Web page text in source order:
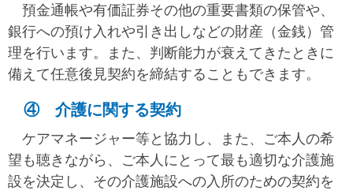
預金通帳や有価証券その他の重要書類の保管や、
銀行への預け入れや引き出しなどの財産（金銭）管
理を行います。また、判断能力が衰えてきたときに
備えて任意後見契約を締結することもできます。
④ 介護に関する契約
ケアマネージャー等と協力し、また、ご本人の希
望も聴きながら、ご本人にとって最も適切な介護施
設を決定し、その介護施設への入所のための契約を